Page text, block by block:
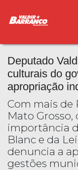
Deputado
culturais do
apropriação
Com mais de
Mato
importância
Blanc e da
denuncia a
gestões